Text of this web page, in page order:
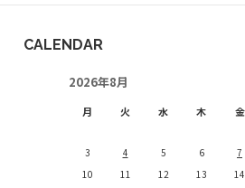
CALENDAR
2026年8月
月 火 水 木 金
3
4 5 6 7
10
11 12 13 14